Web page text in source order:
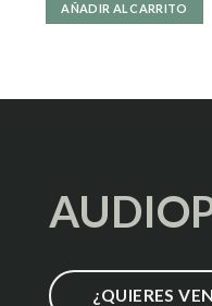
AÑADIR AL CARRITO
¿QUIERES